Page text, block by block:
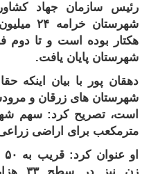
رئیس سازمان جهاد
شهرستان خرامه ۲۴
هکتار بوده است و تا دوم
شهرستان پایان یافت.
دهقان پور با بیان اینکه
شهرستان های زرقان و
است، تصریح کرد: سهم
مترمکعب برای اراضی
او عنوان کرد: قریب به ۵۰